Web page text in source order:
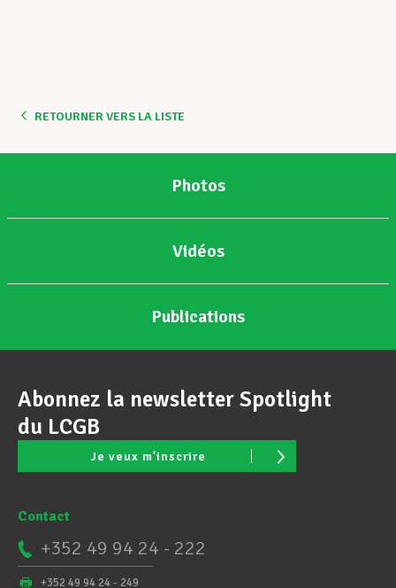
RETOURNER VERS LA LISTE
Photos
Vidéos
Publications
Abonnez la newsletter Spotlight
du LCGB
Je veux m'inscrire
Contact
+352 49 94 24 - 222
+352 49 94 24 - 249